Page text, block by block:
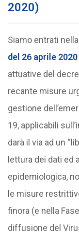
2020)
Siamo entrati
del 26 aprile 2020
attuative del
recante misure
gestione
19, applicabili
darà il via ad un
lettura dei dati ed
epidemiologica,
le misure
finora (e nella
diffusione del